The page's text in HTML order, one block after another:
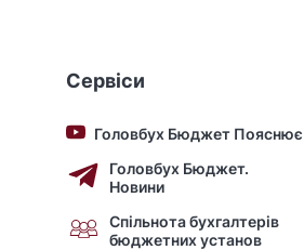
Сервіси
Головбух Бюджет Пояснює
Головбух Бюджет.
Новини
Спільнота бухгалтерів
бюджетних установ